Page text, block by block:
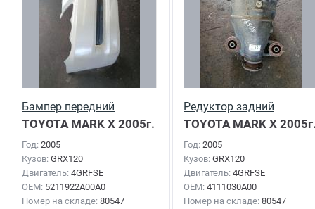
Бампер передний
TOYOTA MARK X 2005г.
Год: 2005
Кузов: GRX120
Двигатель: 4GRFSE
OEM: 5211922A00A0
Номер на складе: 80547
Редуктор задний
TOYOTA MARK X
Год: 2005
Кузов: GRX120
Двигатель: 4GRFSE
OEM: 4111030A00
Номер на складе: 80547